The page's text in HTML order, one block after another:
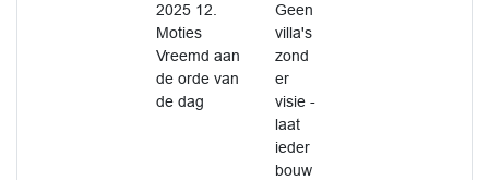
2025 12.
Moties
Vreemd aan
de orde van
de dag
Geen
villa's
zond
er
visie -
laat
ieder
bouw